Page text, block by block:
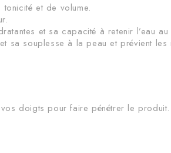
et de volume.
et sa capacité à retenir l’eau
sa souplesse à la peau et prévient
doigts pour faire pénétrer le produit.